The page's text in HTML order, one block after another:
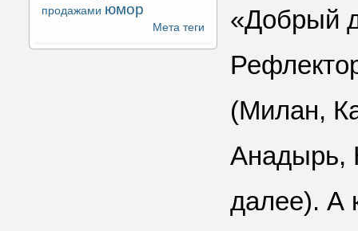
продажами юмор
Мета теги
«Добрый
(Милан,
Анадырь,
далее). А